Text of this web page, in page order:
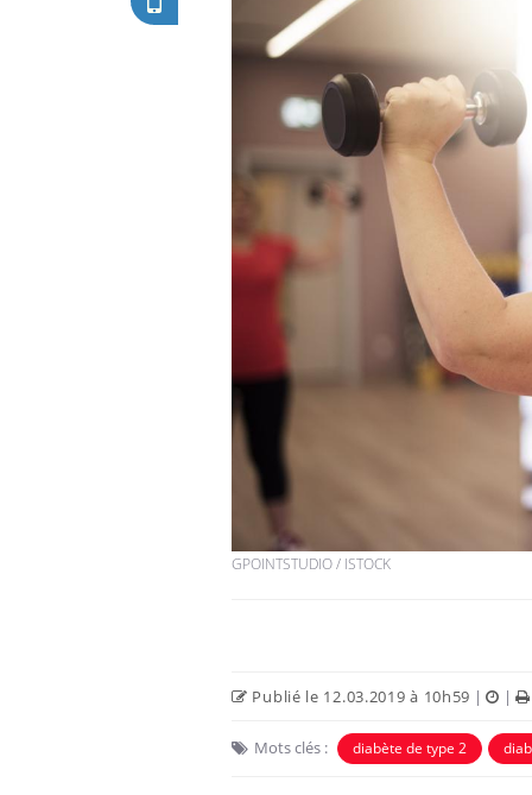
GPOINTSTUDIO / ISTOCK
Publié le 12.03.2019 à 10h59 | |
Mots clés : diabète de type 2